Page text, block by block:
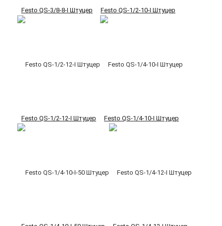
Festo QS-3/8-8-I Штуцер Festo QS-1/2-10-I Штуцер
Festo QS-1/2-12-I Штуцер Festo QS-1/4-10-I Штуцер